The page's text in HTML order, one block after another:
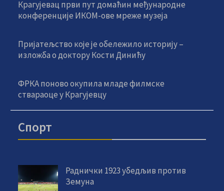
Крагујевац први пут домаћин међународне
конференције ИКОМ-ове мреже музеја
Пријатељство које је обележило историју –
изложба о доктору Кости Динићу
ФРКА поново окупила младе филмске
ствараоце у Крагујевцу
Спорт
Раднички 1923 убедљив против
Земуна